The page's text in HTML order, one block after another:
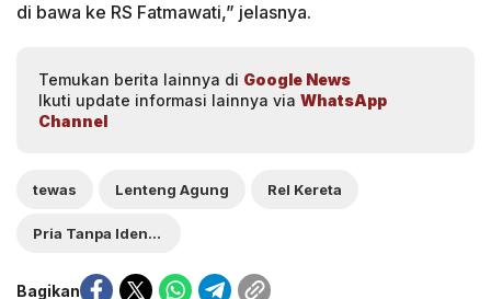
di bawa ke RS Fatmawati,” jelasnya.
Temukan berita lainnya di Google News
Ikuti update informasi lainnya via WhatsApp
Channel
tewas Lenteng Agung Rel Kereta
Pria Tanpa Identitas
Bagikan